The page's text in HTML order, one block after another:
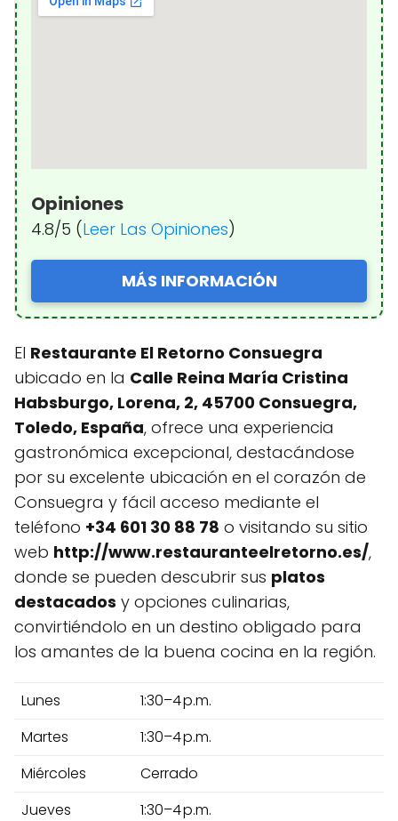
Opiniones
4.8/5 (Leer Las Opiniones)
MÁS INFORMACIÓN
El Restaurante El Retorno Consuegra
ubicado en la Calle Reina María Cristina
Habsburgo, Lorena, 2, 45700 Consuegra,
Toledo, España, ofrece una experiencia
gastronómica excepcional, destacándose
por su excelente ubicación en el corazón de
Consuegra y fácil acceso mediante el
teléfono +34 601 30 88 78 o visitando su sitio
web http://www.restauranteelretorno.es/,
donde se pueden descubrir sus platos
destacados y opciones culinarias,
convirtiéndolo en un destino obligado para
los amantes de la buena cocina en la región.
Lunes
1:30–4 p.m.
Martes
1:30–4 p.m.
Miércoles
Cerrado
Jueves
1:30–4 p.m.